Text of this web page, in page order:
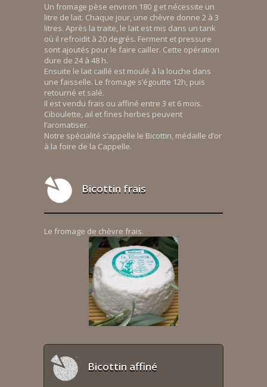
Un fromage pèse environ 180 g et nécessite un
litre de lait. Chaque jour, une chèvre donne 2 à 3
litres. Après la traite, le lait est mis dans un tank
où il refroidit à 20 degrés. Ferment et pressure
sont ajoutés pour le faire cailler. Cette opération
dure de 24 à 48 h.
Ensuite le lait caillé est moulé à la louche dans
une faisselle. Le fromage s’égoutte 12h, puis
retourné et salé.
Il est vendu frais ou affiné entre 3 et 6 mois.
Ciboulette, ail et fines herbes peuvent
l’aromatiser.
Notre spécialité s’appelle le Bicottin, médaille d’or
à la foire de la Cappelle.
Bicottin frais
Le fromage de chèvre frais.
Bicottin affiné